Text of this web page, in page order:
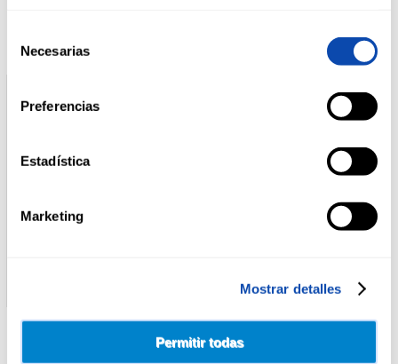
Necesarias
Preferencias
Estadística
Marketing
Mostrar detalles
Permitir todas
BAZAR
YLLERA ZERO BLANCO